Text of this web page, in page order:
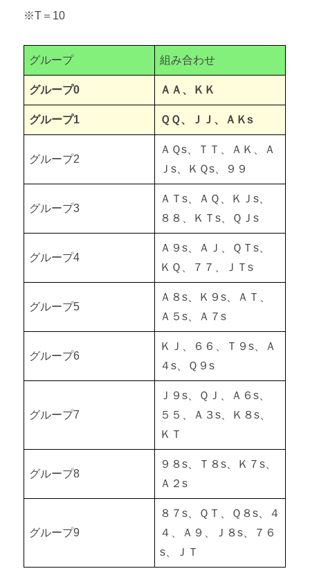
※T＝10
グループ 組み合わせ
グループ0 ＡＡ、ＫＫ
グループ1 ＱＱ、ＪＪ、ＡＫs
グループ2
ＡＱs、ＴＴ、ＡＫ、Ａ
Ｊs、ＫＱs、９９
グループ3
ＡＴs、ＡＱ、ＫＪs、
８８、ＫＴs、ＱＪs
グループ4
Ａ９s、ＡＪ、ＱＴs、
ＫＱ、７７、ＪＴs
グループ5
Ａ８s、Ｋ９s、ＡＴ、
Ａ５s、Ａ７s
グループ6
ＫＪ、６６、Ｔ９s、Ａ
４s、Ｑ９s
グループ7
Ｊ９s、ＱＪ、Ａ６s、
５５、Ａ３s、Ｋ８s、
ＫＴ
グループ8
９８s、Ｔ８s、Ｋ７s、
Ａ２s
グループ9
８７s、ＱＴ、Ｑ８s、４
４、Ａ９、Ｊ８s、７６
s、ＪＴ